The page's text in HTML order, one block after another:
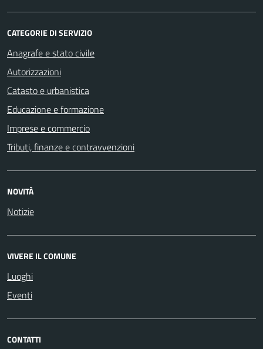
CATEGORIE DI SERVIZIO
Anagrafe e stato civile
Autorizzazioni
Catasto e urbanistica
Educazione e formazione
Imprese e commercio
Tributi, finanze e contravvenzioni
NOVITÀ
Notizie
VIVERE IL COMUNE
Luoghi
Eventi
CONTATTI